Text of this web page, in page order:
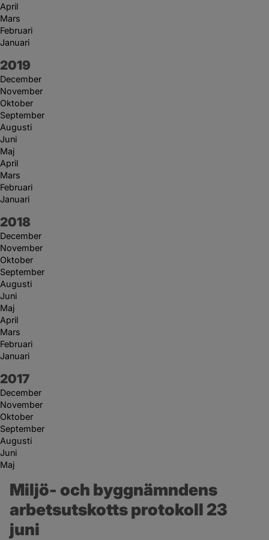
April
Mars
Februari
Januari
År:
2019
December
November
Oktober
September
Augusti
Juni
Maj
April
Mars
Februari
Januari
År:
2018
December
November
Oktober
September
Augusti
Juni
Maj
April
Mars
Februari
Januari
År:
2017
December
November
Oktober
September
Augusti
Juni
Maj
Miljö- och byggnämndens
arbetsutskotts protokoll 23
juni